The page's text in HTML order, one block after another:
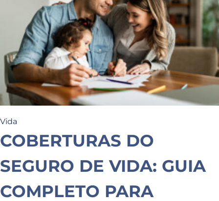
Vida
COBERTURAS DO
SEGURO DE VIDA: GUIA
COMPLETO PARA